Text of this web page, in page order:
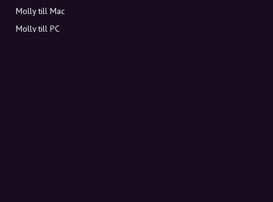
Molly till Mac
Molly till PC